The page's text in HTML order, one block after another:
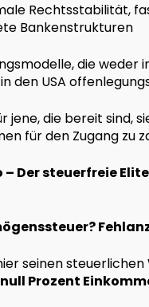
Rechtsstabilität,
Bankenstrukturen
die weder
den USA
jene, die bereit sind,
für den Zugang zu
– Der steuerfreie
seinen steuerlichen
null Prozent